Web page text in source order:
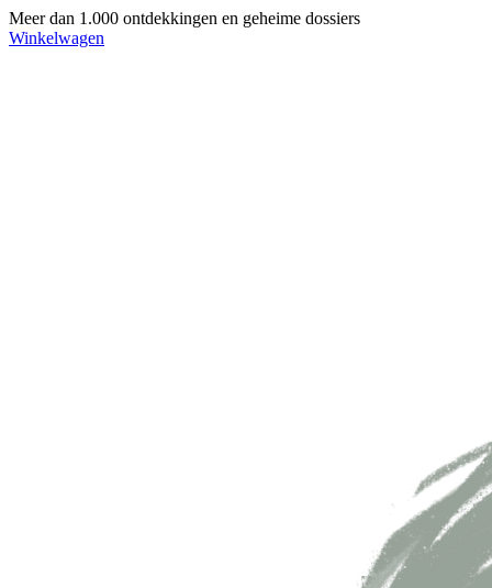
Meer dan 1.000 ontdekkingen en geheime dossiers
Winkelwagen